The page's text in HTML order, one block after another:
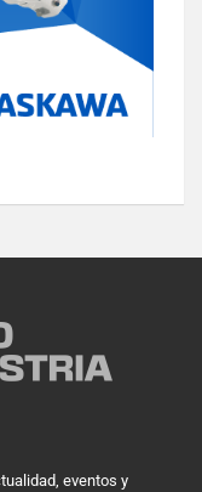
eventos y